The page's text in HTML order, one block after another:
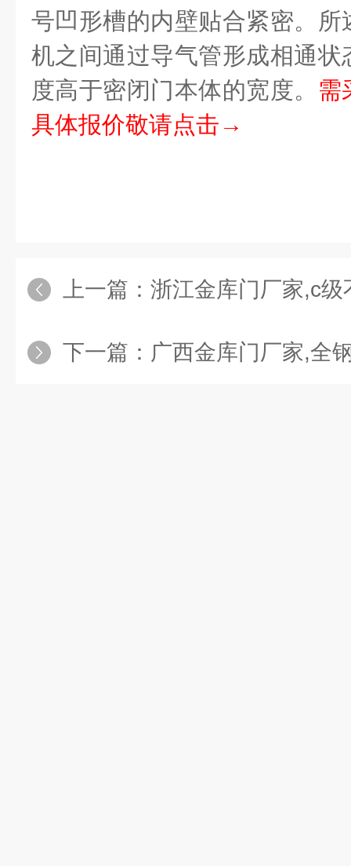
号凹形槽的内壁贴合紧密。
机之间通过导气管形成相通
度高于密闭门本体的宽度。 需
具体报价敬请点击→
上一篇： 浙江金库门厂家,c
下一篇： 广西金库门厂家,全